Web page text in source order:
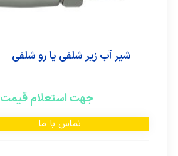
شیر آب زیر شلفی یا رو شلفی
جهت استعلام قیمت
تماس با ما